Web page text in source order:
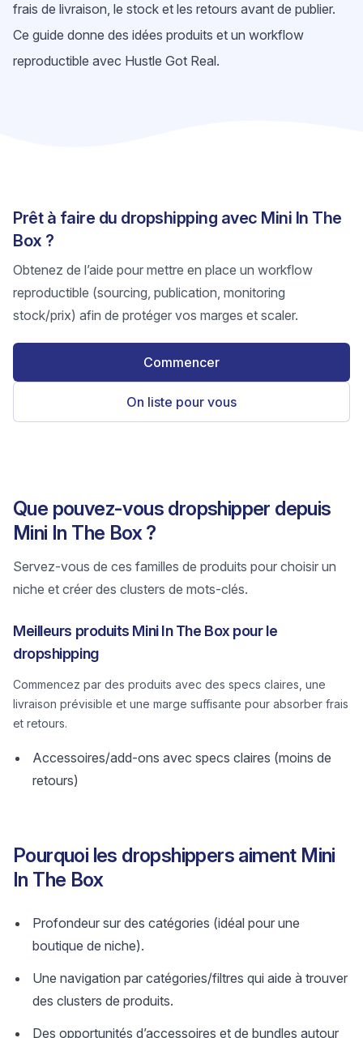
frais de livraison, le stock et les retours avant de publier.
Ce guide donne des idées produits et un workflow
reproductible avec Hustle Got Real.
Prêt à faire du dropshipping avec Mini In The
Box ?
Obtenez de l’aide pour mettre en place un workflow
reproductible (sourcing, publication, monitoring
stock/prix) afin de protéger vos marges et scaler.
Commencer
On liste pour vous
Que pouvez-vous dropshipper depuis
Mini In The Box ?
Servez-vous de ces familles de produits pour choisir un
niche et créer des clusters de mots-clés.
Meilleurs produits Mini In The Box pour le
dropshipping
Commencez par des produits avec des specs claires, une
livraison prévisible et une marge suffisante pour absorber frais
et retours.
Accessoires/add-ons avec specs claires (moins de
retours)
Pourquoi les dropshippers aiment Mini
In The Box
Profondeur sur des catégories (idéal pour une
boutique de niche).
Une navigation par catégories/filtres qui aide à trouver
des clusters de produits.
Des opportunités d’accessoires et de bundles autour